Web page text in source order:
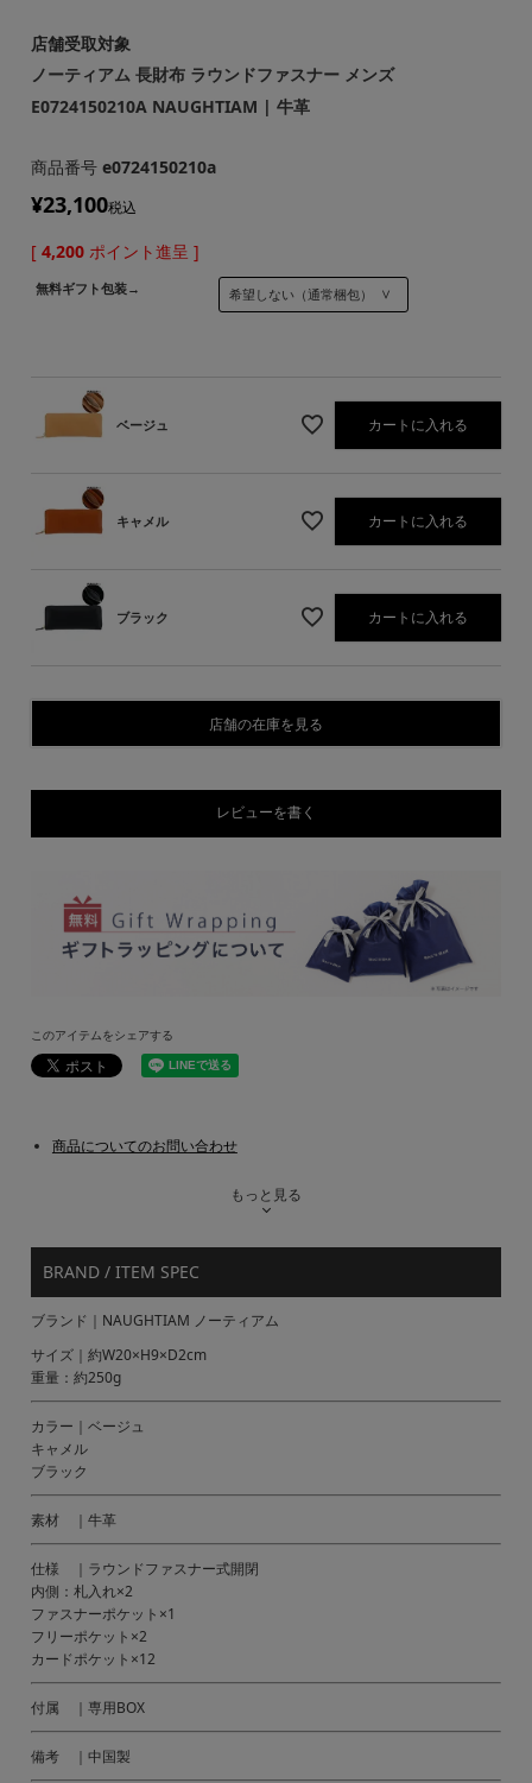
店舗受取対象
ノーティアム 長財布 ラウンドファスナー メンズ
E0724150210A NAUGHTIAM | 牛革
商品番号 e0724150210a
¥23,100税込
[ 4,200 ポイント進呈 ]
無料ギフト包装→
ベージュ カートに入れる
キャメル カートに入れる
ブラック カートに入れる
店舗の在庫を見る
レビューを書く
このアイテムをシェアする
商品についてのお問い合わせ
もっと見る
BRAND / ITEM SPEC
ブランド｜NAUGHTIAM ノーティアム
サイズ｜約W20×H9×D2cm
重量：約250g
カラー｜ベージュ
キャメル
ブラック
素材 ｜牛革
仕様 ｜ラウンドファスナー式開閉
内側：札入れ×2
ファスナーポケット×1
フリーポケット×2
カードポケット×12
付属 ｜専用BOX
備考 ｜中国製